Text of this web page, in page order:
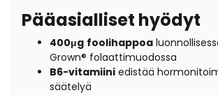
Pääasialliset hyödyt
400μg foolihappoa
Grown® folaattimuodossa
B6-vitamiini edistää
säätelyä